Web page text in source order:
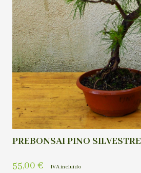
PREBONSAI PINO SILVESTRE
55,00 € IVA incluído